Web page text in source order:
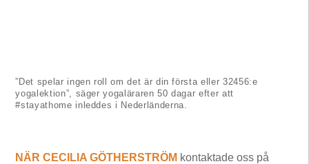
”Det spelar ingen roll om det är din första eller 32456:e
yogalektion”, säger yogaläraren 50 dagar efter att
#stayathome inleddes i Nederländerna.
NÄR CECILIA GÖTHERSTRÖM kontaktade oss på